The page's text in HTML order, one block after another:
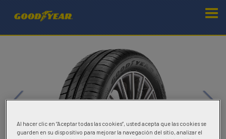
Al hacer clic en “Aceptar todas las cookies”, usted acepta que las cookies se
guarden en su dispositivo para mejorar la navegación del sitio, analizar el